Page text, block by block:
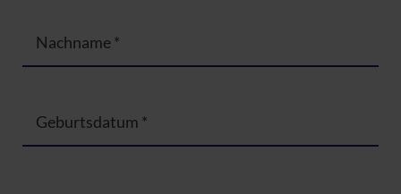
Nachname*
Geburtsdatum *